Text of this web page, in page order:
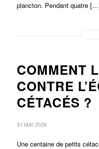
plancton. Pendant quatre
COMMENT
CONTRE
CÉTACÉS ?
31 MAI 2026
Une centaine de petits